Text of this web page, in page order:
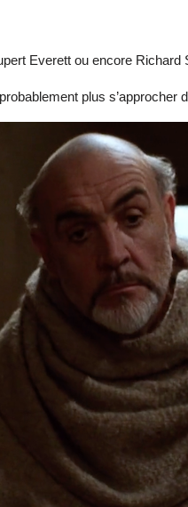
Everett ou encore Richard
plus